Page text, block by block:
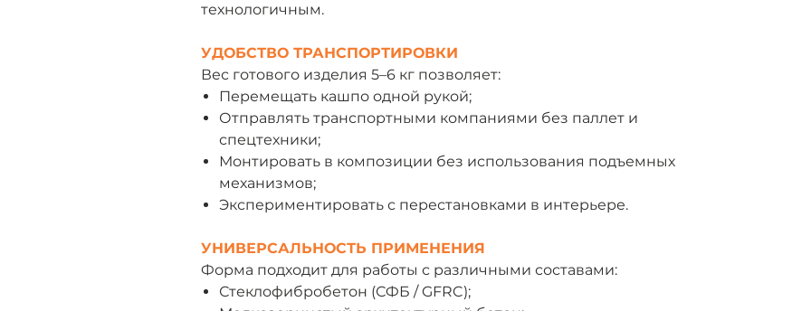
технологичным.
УДОБСТВО ТРАНСПОРТИРОВКИ
Вес готового изделия 5–6 кг позволяет:
Перемещать кашпо одной рукой;
Отправлять транспортными компаниями без паллет и
спецтехники;
Монтировать в композиции без использования подъемных
механизмов;
Экспериментировать с перестановками в интерьере.
УНИВЕРСАЛЬНОСТЬ ПРИМЕНЕНИЯ
Форма подходит для работы с различными составами:
Стеклофибробетон (СФБ / GFRC);